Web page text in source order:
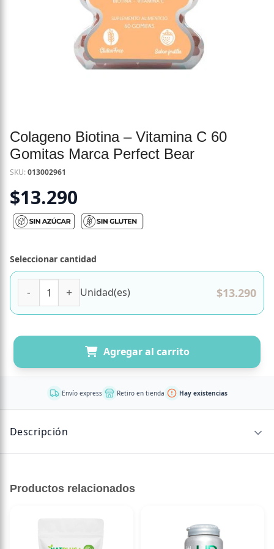
Colageno Biotina – Vitamina C 60
Gomitas Marca Perfect Bear
SKU:013002961
$13.290
Seleccionar cantidad
Unidad(es) $13.290
Agregar al carrito
Envío express Retiro en tienda Hay existencias
Descripción
Productos relacionados